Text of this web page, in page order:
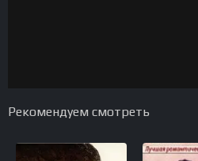
Рекомендуем смотреть